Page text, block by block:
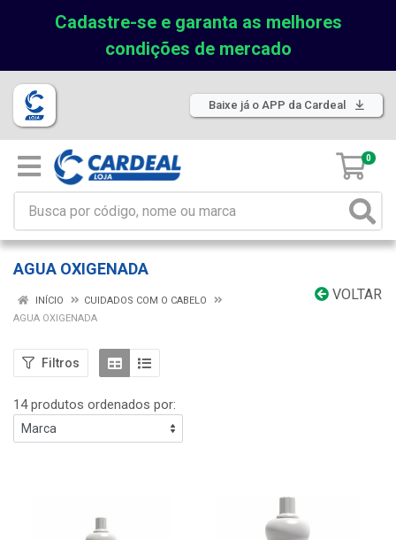
Cadastre-se e garanta as melhores
condições de mercado
Baixe já o APP da Cardeal
0
AGUA OXIGENADA
VOLTAR
INÍCIO
CUIDADOS COM O CABELO
AGUA OXIGENADA
Filtros
14 produtos ordenados por: